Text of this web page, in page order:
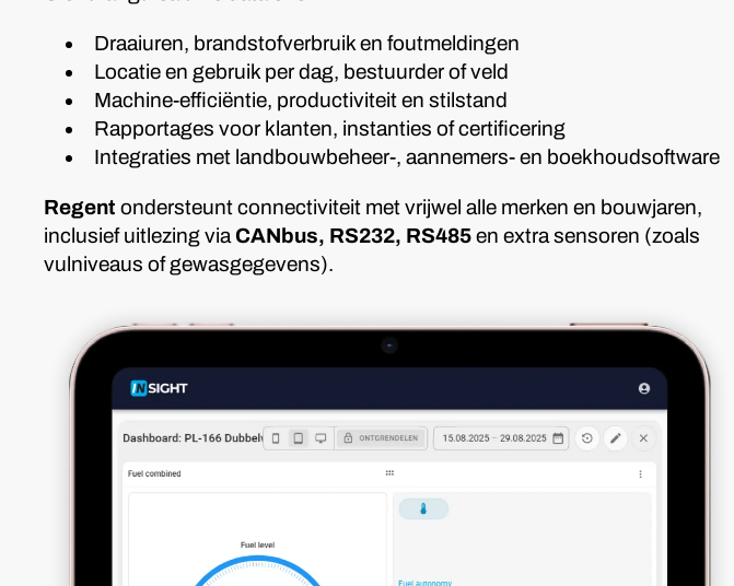
Draaiuren, brandstofverbruik en foutmeldingen
Locatie en gebruik per dag, bestuurder of veld
Machine-efficiëntie, productiviteit en stilstand
Rapportages voor klanten, instanties of certificering
Integraties met landbouwbeheer-, aannemers- en boekhoudsoftware
Regent ondersteunt connectiviteit met vrijwel alle merken en bouwjaren,
inclusief uitlezing viaCANbus, RS232, RS485en extra sensoren (zoals
vulniveaus of gewasgegevens).